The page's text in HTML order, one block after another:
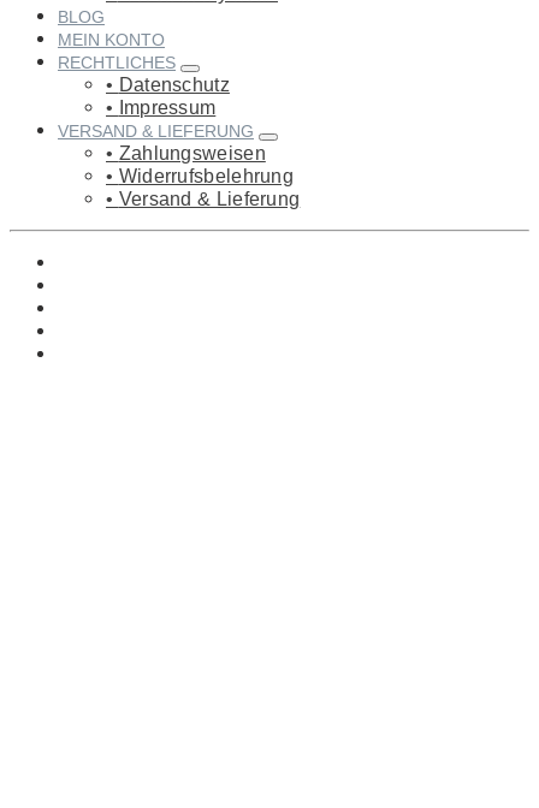
BLOG
MEIN KONTO
RECHTLICHES
Datenschutz
Impressum
VERSAND & LIEFERUNG
Zahlungsweisen
Widerrufsbelehrung
Versand & Lieferung